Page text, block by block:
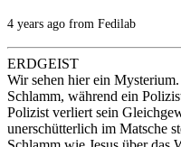
4 years ago from Fedilab
ERDGEIST
Wir sehen hier ein
Schlamm, während ein
Polizist verliert sein
unerschütterlich im Matsche